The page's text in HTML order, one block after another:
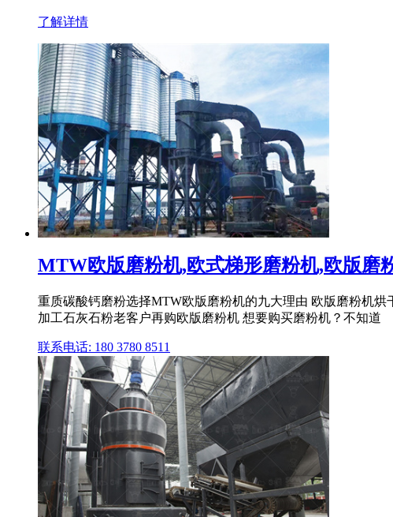
了解详情
MTW欧版磨粉机,欧式梯形磨粉机,欧版磨
重质碳酸钙磨粉选择MTW欧版磨粉机的九大理由 欧版磨粉机
加工石灰石粉老客户再购欧版磨粉机 想要购买磨粉机？不知道
联系电话: 180 3780 8511